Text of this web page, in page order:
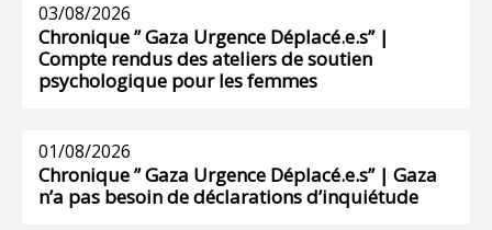
03/08/2026
Chronique ” Gaza Urgence Déplacé.e.s” |
Compte rendus des ateliers de soutien
psychologique pour les femmes
01/08/2026
Chronique ” Gaza Urgence Déplacé.e.s” | Gaza
n’a pas besoin de déclarations d’inquiétude